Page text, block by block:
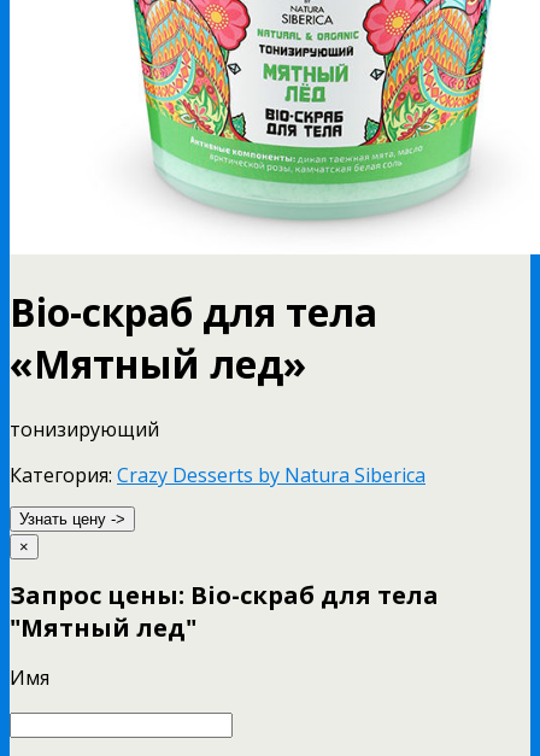
Bio-скраб для тела
«Мятный лед»
тонизирующий
Категория: Crazy Desserts by Natura Siberica
Узнать цену ->
×
Запрос цены: Bio-скраб для тела
"Мятный лед"
Имя